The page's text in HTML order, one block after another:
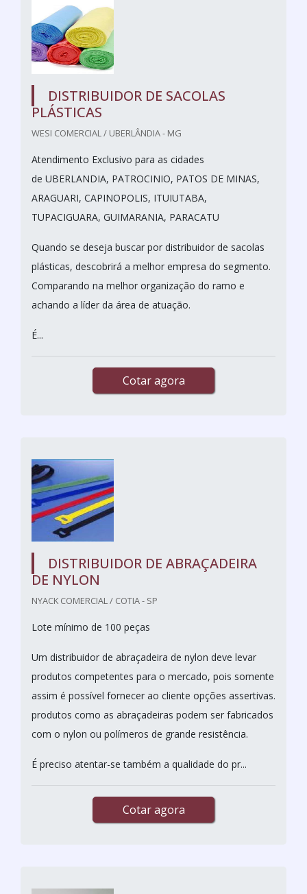
DISTRIBUIDOR DE SACOLAS
PLÁSTICAS
WESI COMERCIAL / UBERLÂNDIA - MG
Atendimento Exclusivo para as cidades
de UBERLANDIA, PATROCINIO, PATOS DE MINAS,
ARAGUARI, CAPINOPOLIS, ITUIUTABA,
TUPACIGUARA, GUIMARANIA, PARACATU
Quando se deseja buscar por distribuidor de sacolas
plásticas, descobrirá a melhor empresa do segmento.
Comparando na melhor organização do ramo e
achando a líder da área de atuação.
É...
Cotar agora
DISTRIBUIDOR DE ABRAÇADEIRA
DE NYLON
NYACK COMERCIAL / COTIA - SP
Lote mínimo de 100 peças
Um distribuidor de abraçadeira de nylon deve levar
produtos competentes para o mercado, pois somente
assim é possível fornecer ao cliente opções assertivas.
produtos como as abraçadeiras podem ser fabricados
com o nylon ou polímeros de grande resistência.
É preciso atentar-se também a qualidade do pr...
Cotar agora